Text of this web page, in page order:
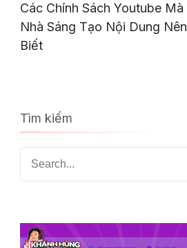
Các Chính Sách Youtube Mà
Nhà Sáng Tạo Nội Dung Nên
Biết
Tìm kiếm
Search
for: